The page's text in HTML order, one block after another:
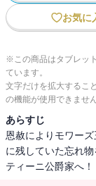
お気に
※この商品はタブレッ
ています。
文字だけを拡大するこ
の機能が使用できません
あらすじ
恩赦によりモワー
に残していた忘れ
ティーニ公爵家へ